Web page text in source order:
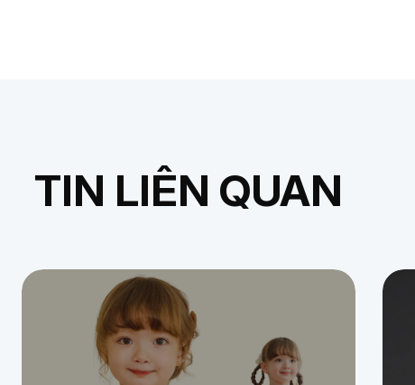
TIN LIÊN QUAN